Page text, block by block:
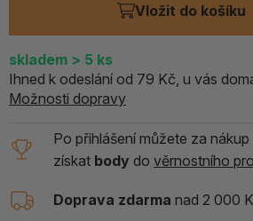
Vložit do košíku
skladem > 5 ks
Ihned k odeslání od 79 Kč, u vás
Možnosti dopravy
Po přihlášení můžete za
získat body do věrnostního
Doprava zdarma nad 2 000